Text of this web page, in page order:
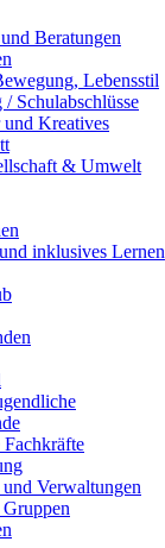
Beratungen
Lebensstil
Schulabschlüsse
Kreatives
& Umwelt
inklusives Lernen
Fachkräfte
Verwaltungen
Gruppen